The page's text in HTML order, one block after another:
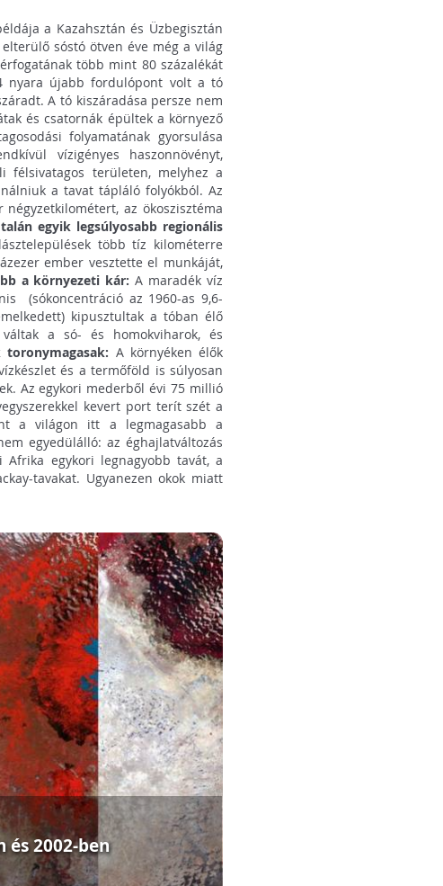
a Kazahsztán és Üzbegisztán
sóstó ötven éve még a világ
több mint 80 százalékát
nyara újabb fordulópont volt a tó
A tó kiszáradása persze nem
és csatornák épültek a környező
folyamatának gyorsulása
vízigényes haszonnövényt,
félsivatagos területen, melyhez a
a tavat tápláló folyókból. Az
az ökoszisztéma
egyik legsúlyosabb regionális
több tíz kilométerre
ember vesztette el munkáját,
a környezeti kár: A maradék víz
(sókoncentráció az 1960-as 9,6-
kipusztultak a tóban élő
a só- és homokviharok, és
A környéken élők
és a termőföld is súlyosan
Az egykori mederből évi 75 millió
kevert port terít szét a
a világon itt a legmagasabb a
egyedülálló: az éghajlatváltozás
egykori legnagyobb tavát, a
tavakat. Ugyanezen okok miatt
és 2002-ben